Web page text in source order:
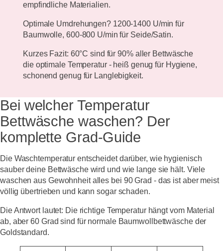
empfindliche Materialien.
Optimale Umdrehungen?1200-1400 U/min für
Baumwolle, 600-800 U/min für Seide/Satin.
Kurzes Fazit: 60°C sind für 90% aller Bettwäsche
die optimale Temperatur - heiß genug für Hygiene,
schonend genug für Langlebigkeit.
Bei welcher Temperatur
Bettwäsche waschen? Der
komplette Grad-Guide
Die Waschtemperatur entscheidet darüber, wie hygienisch
sauber deine Bettwäsche wird und wie lange sie hält. Viele
waschen aus Gewohnheit alles bei 90 Grad - das ist aber meist
völlig übertrieben und kann sogar schaden.
Die Antwort lautet: Die richtige Temperatur hängt vom Material
ab, aber 60 Grad sind für normale Baumwollbettwäsche der
Goldstandard.